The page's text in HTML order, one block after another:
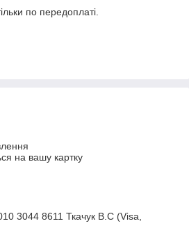
по передоплаті.
на вашу картку
3044 8611 Ткачук В.С (Visa,